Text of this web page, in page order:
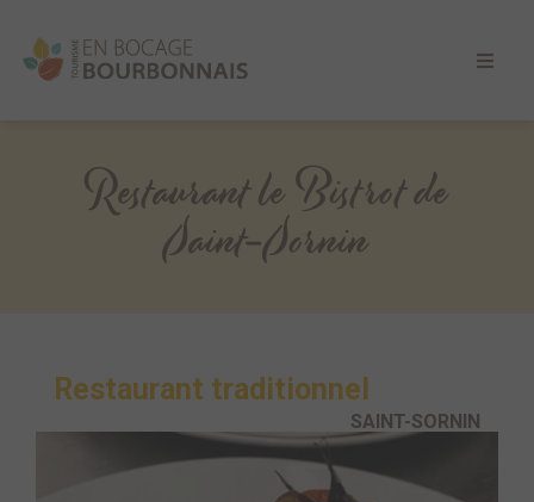
Restaurant le Bistrot de
Saint-Sornin
Restaurant traditionnel
SAINT-SORNIN